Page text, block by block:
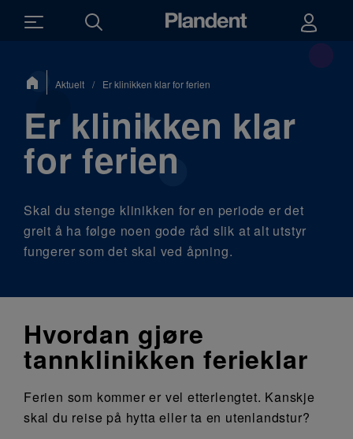
Du
er Aktuelt / Er klinikken klar for ferien
Er klinikken klar
for ferien
Skal du stenge klinikken for en periode er det
greit å ha følge noen gode råd slik at alt utstyr
fungerer som det skal ved åpning.
Hvordan gjøre
tannklinikken ferieklar
Ferien som kommer er vel etterlengtet. Kanskje
skal du reise på hytta eller ta en utenlandstur?